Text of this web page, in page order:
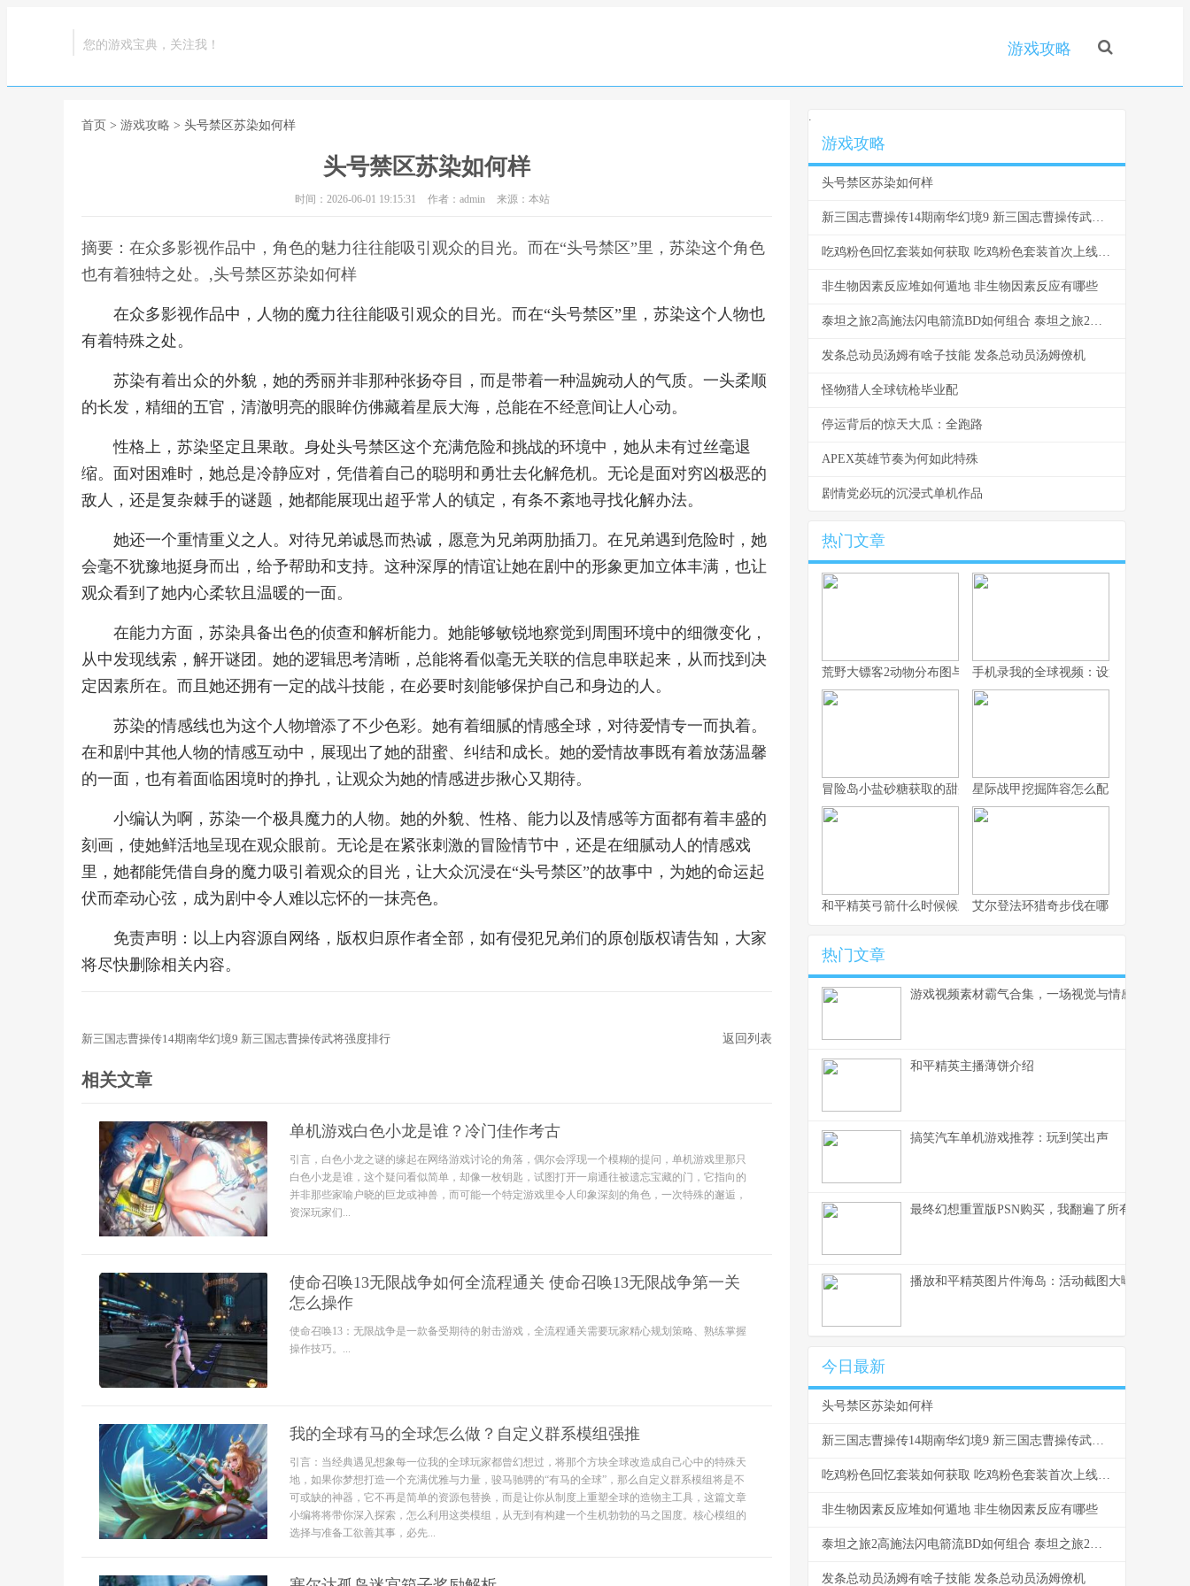
您的游戏宝典，关注我！ 游戏攻略
首页 > 游戏攻略 > 头号禁区苏染如何样
头号禁区苏染如何样
时间：2026-06-01 19:15:31 作者：admin 来源：本站
摘要：在众多影视作品中，角色的魅力往往能吸引观众的目光。而在“头号禁区”里，苏染这个角色
也有着独特之处。,头号禁区苏染如何样
在众多影视作品中，人物的魔力往往能吸引观众的目光。而在“头号禁区”里，苏染这个人物也
有着特殊之处。
苏染有着出众的外貌，她的秀丽并非那种张扬夺目，而是带着一种温婉动人的气质。一头柔顺
的长发，精细的五官，清澈明亮的眼眸仿佛藏着星辰大海，总能在不经意间让人心动。
性格上，苏染坚定且果敢。身处头号禁区这个充满危险和挑战的环境中，她从未有过丝毫退
缩。面对困难时，她总是冷静应对，凭借着自己的聪明和勇壮去化解危机。无论是面对穷凶极恶的
敌人，还是复杂棘手的谜题，她都能展现出超乎常人的镇定，有条不紊地寻找化解办法。
她还一个重情重义之人。对待兄弟诚恳而热诚，愿意为兄弟两肋插刀。在兄弟遇到危险时，她
会毫不犹豫地挺身而出，给予帮助和支持。这种深厚的情谊让她在剧中的形象更加立体丰满，也让
观众看到了她内心柔软且温暖的一面。
在能力方面，苏染具备出色的侦查和解析能力。她能够敏锐地察觉到周围环境中的细微变化，
从中发现线索，解开谜团。她的逻辑思考清晰，总能将看似毫无关联的信息串联起来，从而找到决
定因素所在。而且她还拥有一定的战斗技能，在必要时刻能够保护自己和身边的人。
苏染的情感线也为这个人物增添了不少色彩。她有着细腻的情感全球，对待爱情专一而执着。
在和剧中其他人物的情感互动中，展现出了她的甜蜜、纠结和成长。她的爱情故事既有着放荡温馨
的一面，也有着面临困境时的挣扎，让观众为她的情感进步揪心又期待。
小编认为啊，苏染一个极具魔力的人物。她的外貌、性格、能力以及情感等方面都有着丰盛的
刻画，使她鲜活地呈现在观众眼前。无论是在紧张刺激的冒险情节中，还是在细腻动人的情感戏
里，她都能凭借自身的魔力吸引着观众的目光，让大众沉浸在“头号禁区”的故事中，为她的命运起
伏而牵动心弦，成为剧中令人难以忘怀的一抹亮色。
免责声明：以上内容源自网络，版权归原作者全部，如有侵犯兄弟们的原创版权请告知，大家
将尽快删除相关内容。
新三国志曹操传14期南华幻境9 新三国志曹操传武将强度排行 返回列表
相关文章
单机游戏白色小龙是谁？冷门佳作考古
引言，白色小龙之谜的缘起在网络游戏讨论的角落，偶尔会浮现一个模糊的提问，单机游戏里那只
白色小龙是谁，这个疑问看似简单，却像一枚钥匙，试图打开一扇通往被遗忘宝藏的门，它指向的
并非那些家喻户晓的巨龙或神兽，而可能一个特定游戏里令人印象深刻的角色，一次特殊的邂逅，
资深玩家们...
使命召唤13无限战争如何全流程通关 使命召唤13无限战争第一关
怎么操作
使命召唤13：无限战争是一款备受期待的射击游戏，全流程通关需要玩家精心规划策略、熟练掌握
操作技巧。...
我的全球有马的全球怎么做？自定义群系模组强推
引言：当经典遇见想象每一位我的全球玩家都曾幻想过，将那个方块全球改造成自己心中的特殊天
地，如果你梦想打造一个充满优雅与力量，骏马驰骋的“有马的全球”，那么自定义群系模组将是不
可或缺的神器，它不再是简单的资源包替换，而是让你从制度上重塑全球的造物主工具，这篇文章
小编将将带你深入探索，怎么利用这类模组，从无到有构建一个生机勃勃的马之国度。核心模组的
选择与准备工欲善其事，必先...
.
游戏攻略
头号禁区苏染如何样
新三国志曹操传14期南华幻境9 新三国志曹操传武将强度排行
吃鸡粉色回忆套装如何获取 吃鸡粉色套装首次上线时间
非生物因素反应堆如何遁地 非生物因素反应有哪些
泰坦之旅2高施法闪电箭流BD如何组合 泰坦之旅2任务攻略
发条总动员汤姆有啥子技能 发条总动员汤姆僚机
怪物猎人全球铳枪毕业配
停运背后的惊天大瓜：全跑路
APEX英雄节奏为何如此特殊
剧情党必玩的沉浸式单机作品
热门文章
荒野大镖客2动物分布图与沉浸式狩猎之旅手机录我的全球视频：设置与剪辑
冒险岛小盐砂糖获取的甜蜜征程星际战甲挖掘阵容怎么配？单人到四人
和平精英弓箭什么时候候上线？最新爆料艾尔登法环猎奇步伐在哪？动作与解锁
热门文章
游戏视频素材霸气合集，一场视觉与情感的终极盛
和平精英主播薄饼介绍
搞笑汽车单机游戏推荐：玩到笑出声
最终幻想重置版PSN购买，我翻遍了所有评价
播放和平精英图片件海岛：活动截图大曝光
今日最新
头号禁区苏染如何样
新三国志曹操传14期南华幻境9 新三国志曹操传武将强度排行
吃鸡粉色回忆套装如何获取 吃鸡粉色套装首次上线时间
非生物因素反应堆如何遁地 非生物因素反应有哪些
泰坦之旅2高施法闪电箭流BD如何组合 泰坦之旅2任务攻略
发条总动员汤姆有啥子技能 发条总动员汤姆僚机